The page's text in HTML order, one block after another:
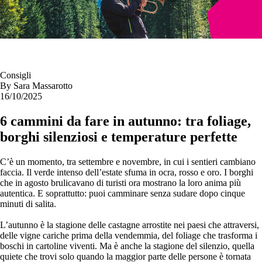
Consigli
By Sara Massarotto
16/10/2025
6 cammini da fare in autunno: tra foliage,
borghi silenziosi e temperature perfette
C’è un momento, tra settembre e novembre, in cui i sentieri cambiano
faccia. Il verde intenso dell’estate sfuma in ocra, rosso e oro. I borghi
che in agosto brulicavano di turisti ora mostrano la loro anima più
autentica. E soprattutto: puoi camminare senza sudare dopo cinque
minuti di salita.
L’autunno è la stagione delle castagne arrostite nei paesi che attraversi,
delle vigne cariche prima della vendemmia, del foliage che trasforma i
boschi in cartoline viventi. Ma è anche la stagione del silenzio, quella
quiete che trovi solo quando la maggior parte delle persone è tornata